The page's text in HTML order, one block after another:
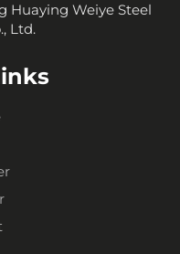
Huaying Weiye Steel
Ltd.